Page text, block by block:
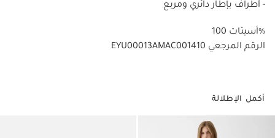
- أطراف بإطار دائري ومربع
أسيتات 100%
EYU00013AMAC001410 الرقم المرجعي
أكمل الإطلالة